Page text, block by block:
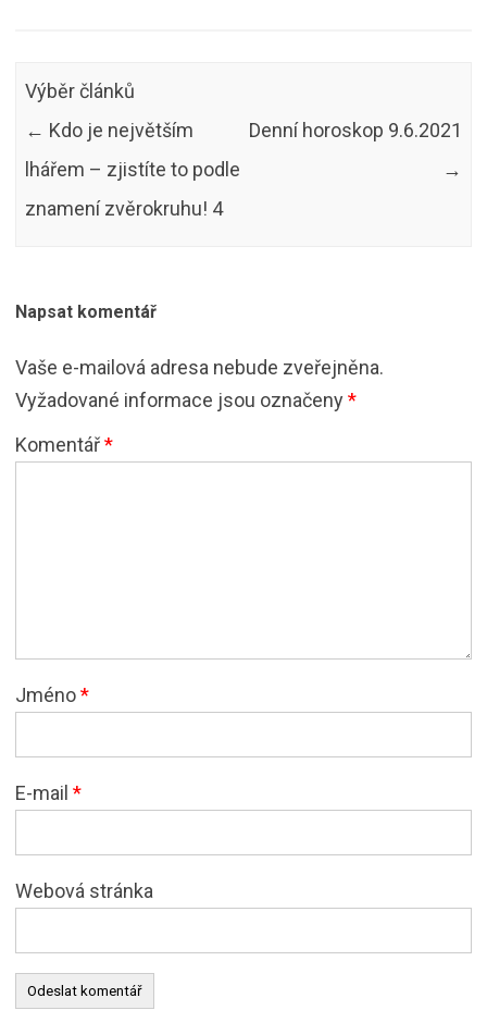
Výběr článků
← Kdo je největším
lhářem – zjistíte to podle
znamení zvěrokruhu! 4
Denní horoskop 9.6.2021
→
Napsat komentář
Vaše e-mailová adresa nebude zveřejněna.
Vyžadované informace jsou označeny*
Komentář*
Jméno*
E-mail *
Webová stránka